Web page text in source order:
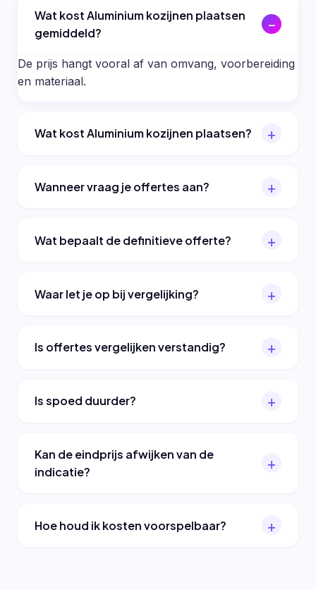
Wat kost Aluminium kozijnen plaatsen
gemiddeld?
De prijs hangt vooral af van omvang, voorbereiding
en materiaal.
Wat kost Aluminium kozijnen plaatsen?
Wanneer vraag je offertes aan?
Wat bepaalt de definitieve offerte?
Waar let je op bij vergelijking?
Is offertes vergelijken verstandig?
Is spoed duurder?
Kan de eindprijs afwijken van de
indicatie?
Hoe houd ik kosten voorspelbaar?